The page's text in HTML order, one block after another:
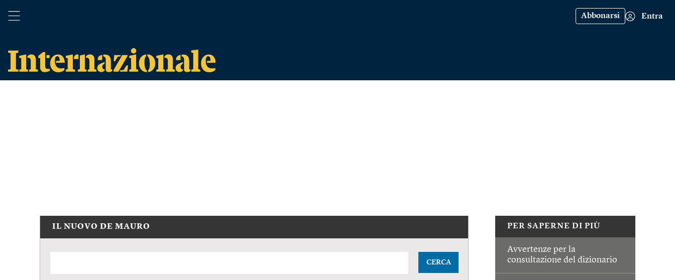
Abbonarsi Entra
PER SAPERNE DI PIÙ
Avvertenze per la
consultazione del dizionario
IL NUOVO DE MAURO
CERCA